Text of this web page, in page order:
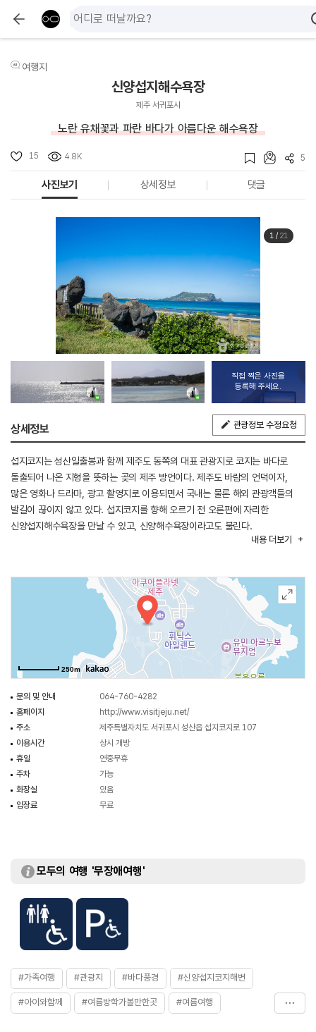
여행지
신양섭지해수욕장
제주 서귀포시
노란 유채꽃과 파란 바다가 아름다운 해수욕장
15 4.8K 5
사진보기 상세정보 댓글
1/ 21
직접 찍은 사진을
등록해 주세요.
상세정보 관광정보 수정요청
섭지코지는 성산일출봉과 함께 제주도 동쪽의 대표 관광지로 코지는 바다로
돌출되어 나온 지형을 뜻하는 곶의 제주 방언이다. 제주도 바람의 언덕이자,
많은 영화나 드라마, 광고 촬영지로 이용되면서 국내는 물론 해외 관광객들의
발길이 끊이지 않고 있다. 섭지코지를 향해 오르기 전 오른편에 자리한
신양섭지해수욕장을 만날 수 있고, 신양해수욕장이라고도 불린다.
신양섭지해수욕장은 섭지코지 곶부리 안쪽에 자리해 때묻지 않은 자연의
파도가 잔잔하고 아늑해서 어린이들도 안심하고 해수욕을 즐길 수 있고
백사장은 돌, 자갈이 거의 없는 대신에 가늘고 고운 연갈색의 모래가 깔려 있다.
마을과 떨어져 있어서 한가롭고 조용한 분위기를 즐기고픈 사람들에게 권할만한
피서지이다. 해수욕장 반대쪽에서는 바다와 성산일출봉, 유채꽃이 조화를 이룬
아름다운 풍경도 감상할 수도 있다. 또한 국제윈드서핑대회가 개최됐던 곳으로
윈드서핑을 즐기는 이들에게 사랑받는 곳이며, 주변 관광지로 섭지코지,
아쿠아플라넷, 성산일출봉, 온평리 혼인지 등이 있다.
내용 더보기
250m
문의 및 안내
064-760-4282
홈페이지
http://www.visitjeju.net/
주소
제주특별자치도 서귀포시 성산읍 섭지코지로 107
이용시간
상시 개방
휴일
연중무휴
주차
가능
화장실
있음
입장료
무료
모두의 여행 '무장애여행'
#가족여행 #관광지 #바다풍경 #신양섭지코지해변
#아이와함께 #여름방학가볼만한곳 #여름여행